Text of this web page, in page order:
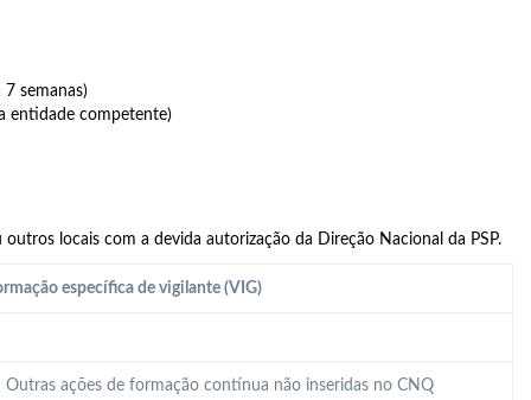
semanas)
entidade competente)
outros locais com a devida autorização da Direção Nacional da PSP.
específica de vigilante (VIG)
Outras ações de formação contínua não inseridas no CNQ